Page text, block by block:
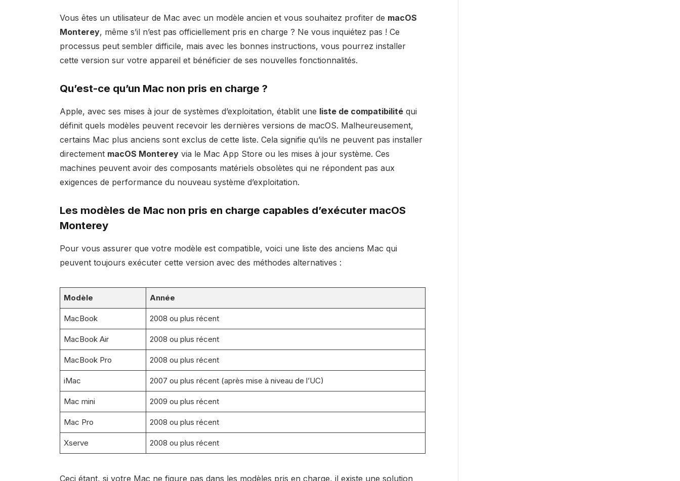
Vous êtes un utilisateur de Mac avec un modèle ancien et vous souhaitez profiter de macOS
Monterey, même s’il n’est pas officiellement pris en charge ? Ne vous inquiétez pas ! Ce
processus peut sembler difficile, mais avec les bonnes instructions, vous pourrez installer
cette version sur votre appareil et bénéficier de ses nouvelles fonctionnalités.
Qu’est-ce qu’un Mac non pris en charge ?
Apple, avec ses mises à jour de systèmes d’exploitation, établit une liste de compatibilitéqui
définit quels modèles peuvent recevoir les dernières versions de macOS. Malheureusement,
certains Mac plus anciens sont exclus de cette liste. Cela signifie qu’ils ne peuvent pas installer
directement macOS Montereyvia le Mac App Store ou les mises à jour système. Ces
machines peuvent avoir des composants matériels obsolètes qui ne répondent pas aux
exigences de performance du nouveau système d’exploitation.
Les modèles de Mac non pris en charge capables d’exécuter macOS
Monterey
Pour vous assurer que votre modèle est compatible, voici une liste des anciens Mac qui
peuvent toujours exécuter cette version avec des méthodes alternatives :
Modèle Année
MacBook 2008 ou plus récent
MacBook Air 2008 ou plus récent
MacBook Pro 2008 ou plus récent
iMac 2007 ou plus récent (après mise à niveau de l’UC)
Mac mini 2009 ou plus récent
Mac Pro 2008 ou plus récent
Xserve 2008 ou plus récent
Ceci étant, si votre Mac ne figure pas dans les modèles pris en charge, il existe une solution